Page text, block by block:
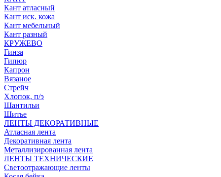
Кант атласный
Кант иск. кожа
Кант мебельный
Кант разный
КРУЖЕВО
Гинза
Гипюр
Капрон
Вязаное
Стрейч
Хлопок, п/э
Шантильи
Шитье
ЛЕНТЫ ДЕКОРАТИВНЫЕ
Атласная лента
Декоративная лента
Металлизированная лента
ЛЕНТЫ ТЕХНИЧЕСКИЕ
Светоотражающие ленты